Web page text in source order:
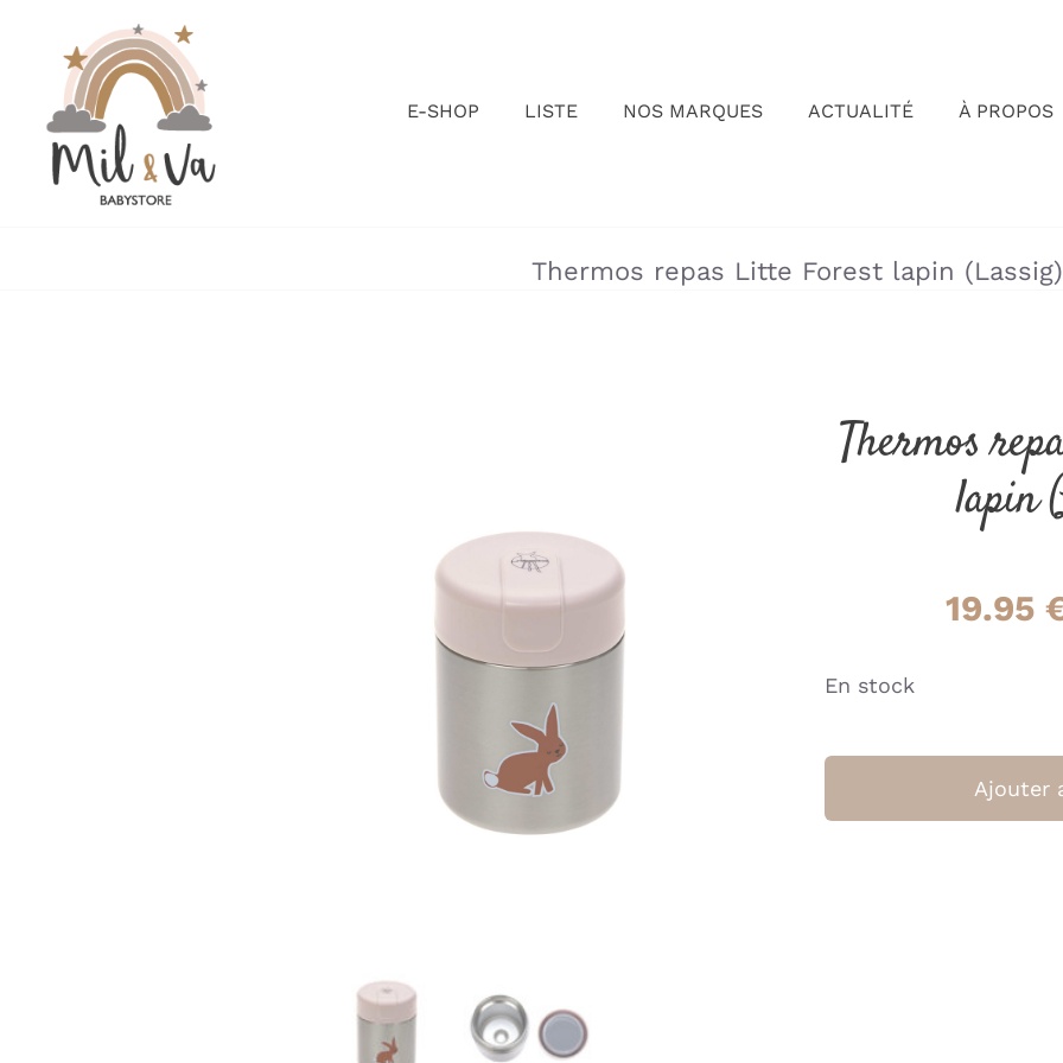
contenu
E-SHOP LISTE NOS MARQUES ACTUALITÉ À PROPOS
Thermos repas Litte Forest lapin (Lassig)
Thermos
lapin
19.95
En stock
Ajouter